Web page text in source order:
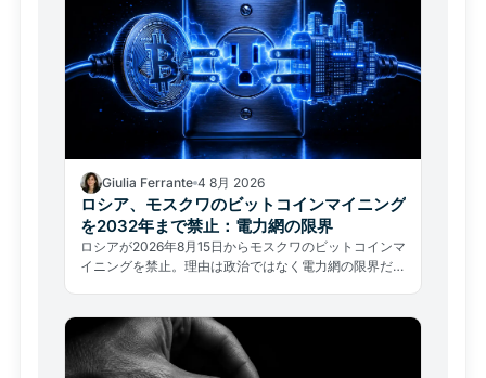
Giulia Ferrante 4 8月 2026
ロシア、モスクワのビットコインマイニング
を2032年まで禁止：電力網の限界
ロシアが2026年8月15日からモスクワのビットコインマ
イニングを禁止。理由は政治ではなく電力網の限界だ。